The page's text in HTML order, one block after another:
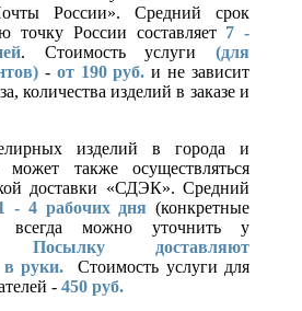
России». Средний срок
точку России составляет 7 -
. Стоимость услуги(для
- от 190 руб. и не зависит
количества изделий в заказе и
изделий в города и
также осуществляться
доставки «СДЭК». Средний
- 4 рабочих дня (конкретные
всегда можно уточнить у
Посылку доставляют
в руки.
Стоимость услуги для
- 450 руб.